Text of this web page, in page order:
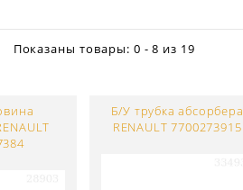
Показаны товары: 0 - 8 из 19
Б/У трубка абсорбера
RENAULT 7700273915